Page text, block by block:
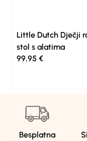
Little Dutch Dječji
stol s alatima
99,95€
Besplatna